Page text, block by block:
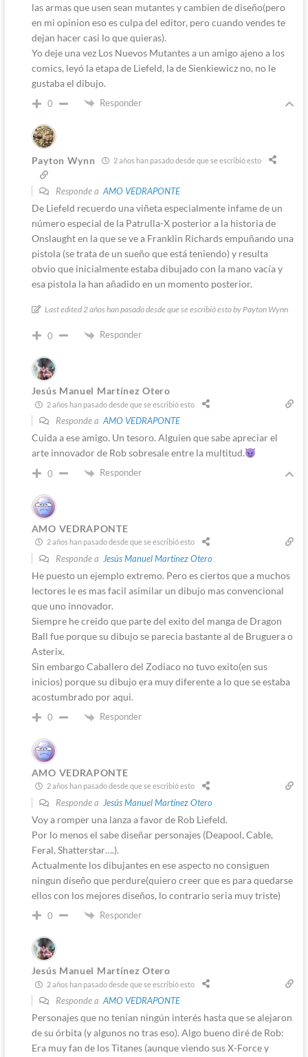
las armas que usen sean mutantes y cambien de diseño(pero
en mi opinion eso es culpa del editor, pero cuando vendes te
dejan hacer casi lo que quieras).
Yo deje una vez Los Nuevos Mutantes a un amigo ajeno a los
comics, leyó la etapa de Liefeld, la de Sienkiewicz no, no le
gustaba el dibujo.
0 Responder
Payton Wynn 2 años han pasado desde que se escribió esto
Responde aAMO VEDRAPONTE
De Liefeld recuerdo una viñeta especialmente infame de un
número especial de la Patrulla-X posterior a la historia de
Onslaught en la que se ve a Franklin Richards empuñando una
pistola (se trata de un sueño que está teniendo) y resulta
obvio que inicialmente estaba dibujado con la mano vacía y
esa pistola la han añadido en un momento posterior.
Last edited 2 años han pasado desde que se escribió esto by Payton Wynn
0 Responder
Jesús Manuel Martínez Otero
2 años han pasado desde que se escribió esto
Responde a AMO VEDRAPONTE
Cuida a ese amigo. Un tesoro. Alguien que sabe apreciar el
arte innovador de Rob sobresale entre la multitud.
0 Responder
AMO VEDRAPONTE
2 años han pasado desde que se escribió esto
Responde a Jesús Manuel Martínez Otero
He puesto un ejemplo extremo. Pero es ciertos que a muchos
lectores le es mas facil asimilar un dibujo mas convencional
que uno innovador.
Siempre he creido que parte del exito del manga de Dragon
Ball fue porque su dibujo se parecia bastante al de Bruguera o
Asterix.
Sin embargo Caballero del Zodiaco no tuvo exito(en sus
inicios) porque su dibujo era muy diferente a lo que se estaba
acostumbrado por aqui.
0 Responder
AMO VEDRAPONTE
2 años han pasado desde que se escribió esto
Responde a Jesús Manuel Martínez Otero
Voy a romper una lanza a favor de Rob Liefeld.
Por lo menos el sabe diseñar personajes (Deapool, Cable,
Feral, Shatterstar….).
Actualmente los dibujantes en ese aspecto no consiguen
ningun diseño que perdure(quiero creer que es para quedarse
ellos con los mejores diseños, lo contrario seria muy triste)
0 Responder
Jesús Manuel Martínez Otero
2 años han pasado desde que se escribió esto
Responde aAMO VEDRAPONTE
Personajes que no tenían ningún interés hasta que se alejaron
de su órbita (y algunos no tras eso). Algo bueno diré de Rob:
Era muy fan de los Titanes (aunque viendo sus X-Force y